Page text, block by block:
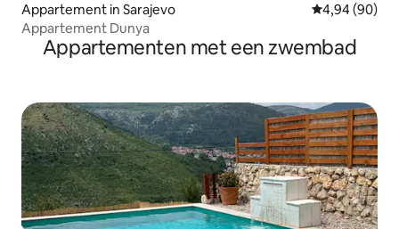
Appartement in Sarajevo Gemiddelde
4,94 (90)
Appartement Dunya
Appartementen met een zwembad